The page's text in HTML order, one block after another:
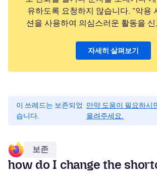
유하도록 요청하지 않습니다. "악용
션을 사용하여 의심스러운 활동을
자세히 살펴보기
이 쓰레드는 보존되었
습니다.
만약 도움이 필요하시
올려주세요.
보존
how do I change the